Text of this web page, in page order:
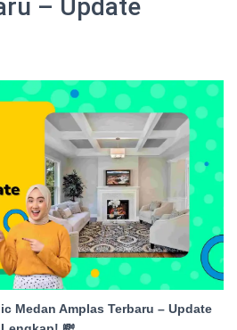
– Update
Medan Amplas Terbaru – Update